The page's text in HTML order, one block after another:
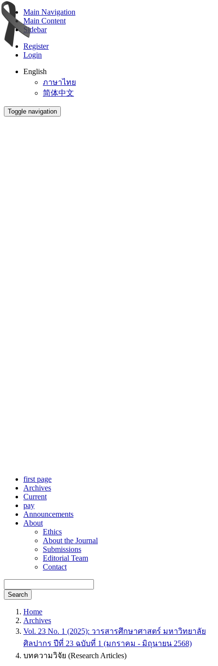
Main Navigation
Main Content
Sidebar
Register
Login
English
ภาษาไทย
简体中文
Toggle navigation
first page
Archives
Current
pay
Announcements
About
Ethics
About the Journal
Submissions
Editorial Team
Contact
Search
Home
Archives
Vol. 23 No. 1 (2025): วารสารศึกษาศาสตร์ มหาวิทยาลัย
ศิลปากร ปีที่ 23 ฉบับที่ 1 (มกราคม - มิถุนายน 2568)
บทความวิจัย (Research Articles)